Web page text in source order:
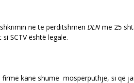
në të përditshmen DEN më 25
SCTV është legale.
kanë shumë mospërputhje, si që